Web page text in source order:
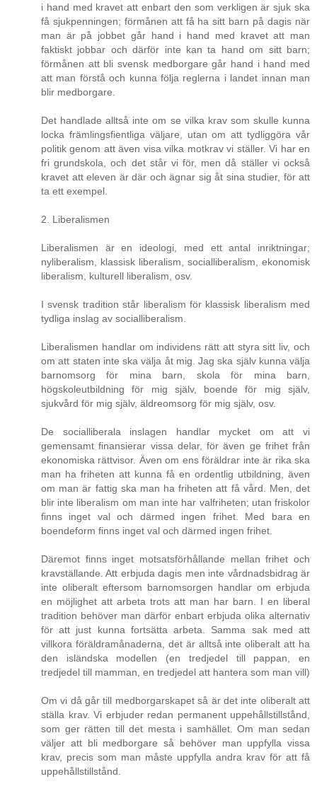
i hand med kravet att enbart den som verkligen är sjuk ska
få sjukpenningen; förmånen att få ha sitt barn på dagis när
man är på jobbet går hand i hand med kravet att man
faktiskt jobbar och därför inte kan ta hand om sitt barn;
förmånen att bli svensk medborgare går hand i hand med
att man förstå och kunna följa reglerna i landet innan man
blir medborgare.
Det handlade alltså inte om se vilka krav som skulle kunna
locka främlingsfientliga väljare, utan om att tydliggöra vår
politik genom att även visa vilka motkrav vi ställer. Vi har en
fri grundskola, och det står vi för, men då ställer vi också
kravet att eleven är där och ägnar sig åt sina studier, för att
ta ett exempel.
2. Liberalismen
Liberalismen är en ideologi, med ett antal inriktningar;
nyliberalism, klassisk liberalism, socialliberalism, ekonomisk
liberalism, kulturell liberalism, osv.
I svensk tradition står liberalism för klassisk liberalism med
tydliga inslag av socialliberalism.
Liberalismen handlar om individens rätt att styra sitt liv, och
om att staten inte ska välja åt mig. Jag ska själv kunna välja
barnomsorg för mina barn, skola för mina barn,
högskoleutbildning för mig själv, boende för mig själv,
sjukvård för mig själv, äldreomsorg för mig själv, osv.
De socialliberala inslagen handlar mycket om att vi
gemensamt finansierar vissa delar, för även ge frihet från
ekonomiska rättvisor. Även om ens föräldrar inte är rika ska
man ha friheten att kunna få en ordentlig utbildning, även
om man är fattig ska man ha friheten att få vård. Men, det
blir inte liberalism om man inte har valfriheten; utan friskolor
finns inget val och därmed ingen frihet. Med bara en
boendeform finns inget val och därmed ingen frihet.
Däremot finns inget motsatsförhållande mellan frihet och
kravställande. Att erbjuda dagis men inte vårdnadsbidrag är
inte oliberalt eftersom barnomsorgen handlar om erbjuda
en möjlighet att arbeta trots att man har barn. I en liberal
tradition behöver man därför enbart erbjuda olika alternativ
för att just kunna fortsätta arbeta. Samma sak med att
villkora föräldramånaderna, det är alltså inte oliberalt att ha
den isländska modellen (en tredjedel till pappan, en
tredjedel till mamman, en tredjedel att hantera som man vill)
Om vi då går till medborgarskapet så är det inte oliberalt att
ställa krav. Vi erbjuder redan permanent uppehållstillstånd,
som ger rätten till det mesta i samhället. Om man sedan
väljer att bli medborgare så behöver man uppfylla vissa
krav, precis som man måste uppfylla andra krav för att få
uppehållstillstånd.